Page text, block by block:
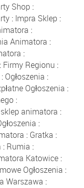
Shop :
: Impra Sklep :
:
Animatora :
:
: Firmy Regionu :
Ogłoszenia :
Ogłoszenia :
:
sklep animatora :
:
: Gratka :
: Rumia :
Katowice :
Ogłoszenia :
Warszawa :